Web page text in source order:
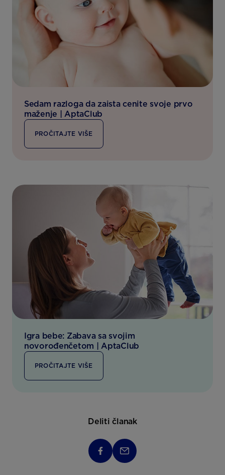
Sedam razloga da zaista cenite svoje prvo
maženje | AptaClub
PROČITAJTE VIŠE
Igra bebe: Zabava sa svojim
novorođenčetom | AptaClub
PROČITAJTE VIŠE
Deliti članak